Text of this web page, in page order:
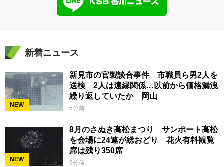
新着ニュース
NEW
新見市の官製談合事件 市職員ら男2人を
送検 2人は遠縁関係…以前から価格漏洩
繰り返していたか 岡山
5分前
NEW
8月のさぬき高松まつり サンポート高松
を会場に24連が総おどり 花火有料観覧
席は残り350席
9分前